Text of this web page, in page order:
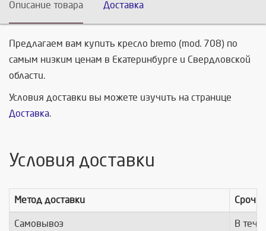
Описание товара Доставка
Предлагаем вам купить кресло bremo (mod. 708) по
самым низким ценам в Екатеринбурге и Свердловской
области.
Условия доставки вы можете изучить на странице
Доставка.
Условия доставки
Метод доставки
Самовывоз В